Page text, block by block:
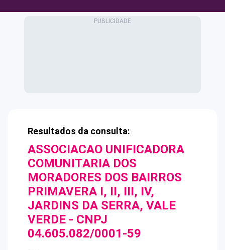
Resultados da consulta:
ASSOCIACAO UNIFICADORA
COMUNITARIA DOS
MORADORES DOS BAIRROS
PRIMAVERA I, II, III, IV,
JARDINS DA SERRA, VALE
VERDE - CNPJ
04.605.082/0001-59